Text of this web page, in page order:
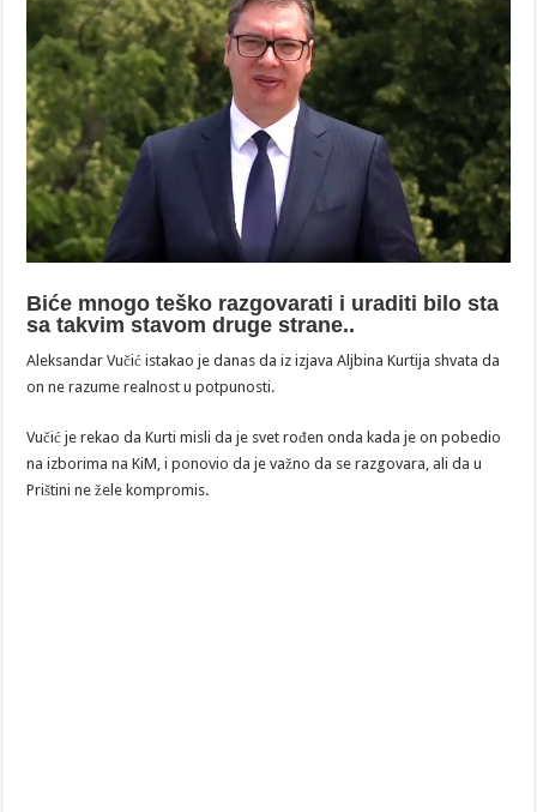
Biće mnogo teško razgovarati i uraditi bilo sta
sa takvim stavom druge strane..
Aleksandar Vučić istakao je danas da iz izjava Aljbina Kurtija shvata da
on ne razume realnost u potpunosti.
Vučić je rekao da Kurti misli da je svet rođen onda kada je on pobedio
na izborima na KiM, i ponovio da je važno da se razgovara, ali da u
Prištini ne žele kompromis.